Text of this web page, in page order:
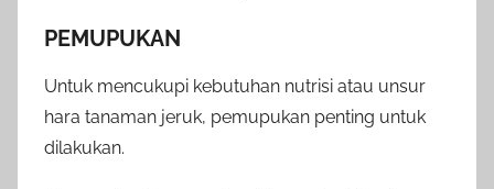
PEMUPUKAN
Untuk mencukupi kebutuhan nutrisi atau unsur
hara tanaman jeruk, pemupukan penting untuk
dilakukan.